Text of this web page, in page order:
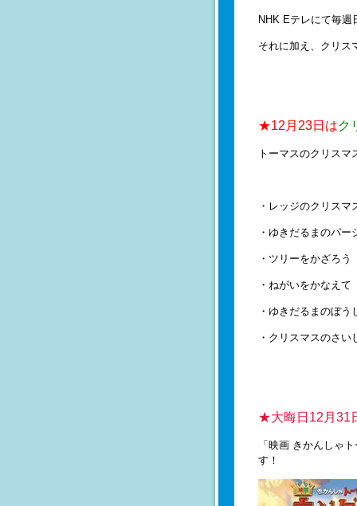
NHK Eテレにて毎
それに加え、クリス
★12月23日はク
トーマスのクリス
・レッジのクリス
・ゆきだるまのパー
・ツリーをかざろう
・ねがいをかなえて
・ゆきだるまのぼう
・クリスマスのさ
★大晦日12月31
「映画 きかんしゃ
す！